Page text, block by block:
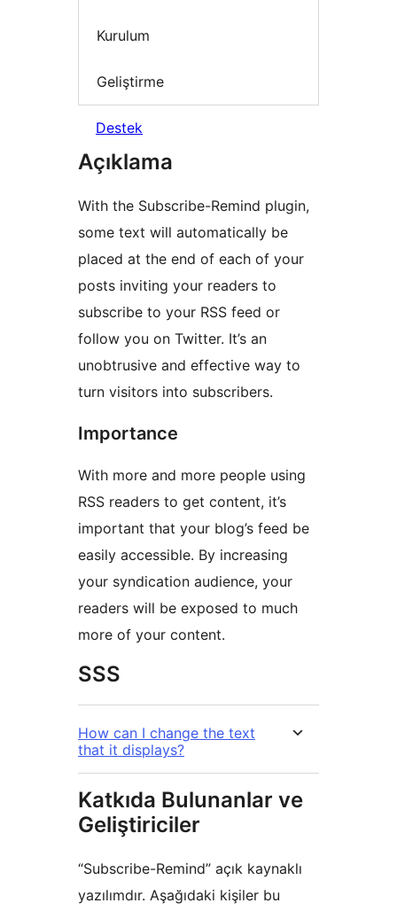
Kurulum
Geliştirme
Destek
Açıklama
With the Subscribe-Remind plugin,
some text will automatically be
placed at the end of each of your
posts inviting your readers to
subscribe to your RSS feed or
follow you on Twitter. It’s an
unobtrusive and effective way to
turn visitors into subscribers.
Importance
With more and more people using
RSS readers to get content, it’s
important that your blog’s feed be
easily accessible. By increasing
your syndication audience, your
readers will be exposed to much
more of your content.
SSS
How can I change the text
that it displays?
Katkıda Bulunanlar ve
Geliştiriciler
“Subscribe-Remind” açık kaynaklı
yazılımdır. Aşağıdaki kişiler bu